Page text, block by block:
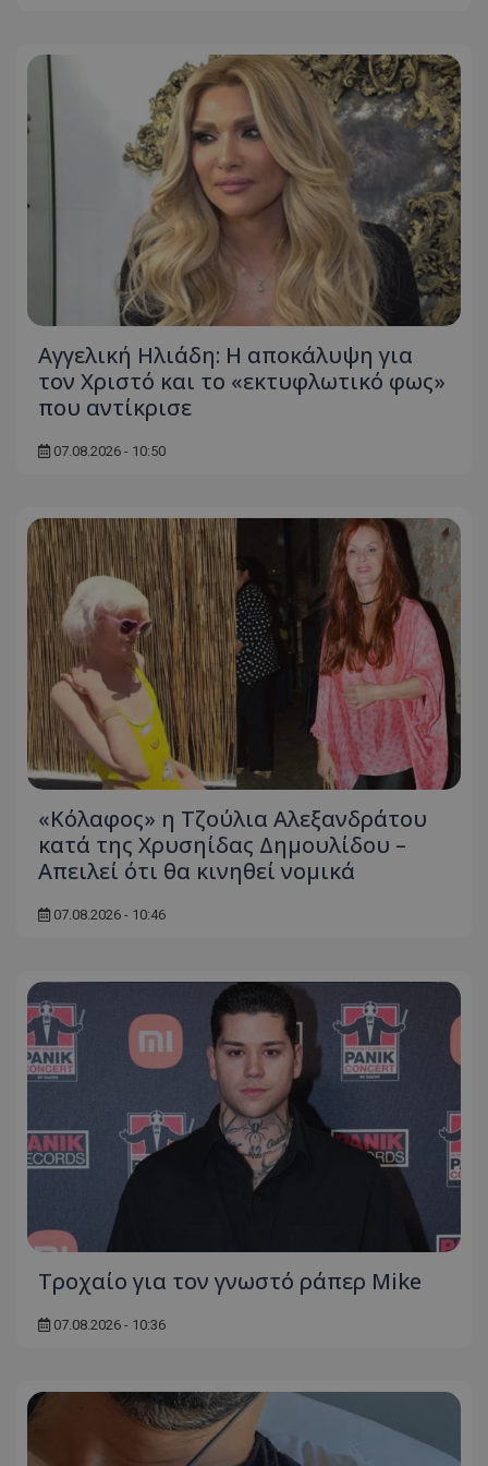
Αγγελική Ηλιάδη: Η αποκάλυψη για
τον Χριστό και το «εκτυφλωτικό φως»
που αντίκρισε
07.08.2026 - 10:50
«Κόλαφος» η Τζούλια Αλεξανδράτου
κατά της Χρυσηίδας Δημουλίδου –
Απειλεί ότι θα κινηθεί νομικά
07.08.2026 - 10:46
Τροχαίο για τον γνωστό ράπερ Mike
07.08.2026 - 10:36